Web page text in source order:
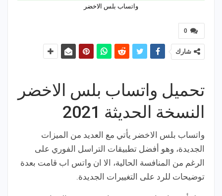
واتساب بلس الاخضر
0
شارك
تحميل واتساب بلس الاخضر
النسخة الحديثة 2021
واتساب بلس الاخضر يأتي مع العديد من الميزات
الجديدة، وهو أفضل تطبيقات التراسل الفوري على
الرغم من المنافسة الحالية، الا ان واتس اب قامت بعدة
توضيحات للرد على التغييرات الجديدة.